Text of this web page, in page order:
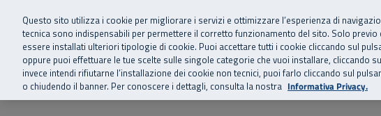
Vai al menu principale
Vai al contenuto principale
Vai al Footer
SuperAbile - il Contact Center Inail per il mondo della disabilità
Home Chi siamo Storie, news ed eventi
Questo sito utilizza i cookie per migliorare i servizi e ottimizzare l’esperienza di
tecnica sono indispensabili per permettere il corretto funzionamento del sito. Solo previo
essere installati ulteriori tipologie di cookie. Puoi accettare tutti i cookie cliccando sul
oppure puoi effettuare le tue scelte sulle singole categorie che vuoi installare, cliccando su
invece intendi rifiutarne l’installazione dei cookie non tecnici, puoi farlo cliccando sul
o chiudendo il banner. Per conoscere i dettagli, consulta la nostra Informativa Privacy.